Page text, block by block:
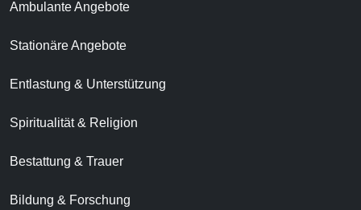
Ambulante Angebote
Stationäre Angebote
Entlastung & Unterstützung
Spiritualität & Religion
Bestattung & Trauer
Bildung & Forschung